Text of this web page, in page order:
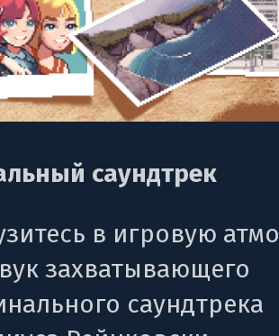
саундтрек
в игровую
захватывающего
саундтрека